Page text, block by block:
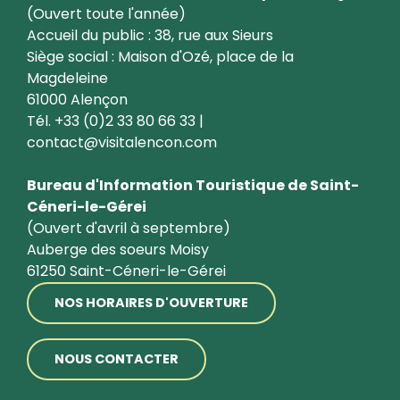
(Ouvert toute l'année)
Accueil du public : 38, rue aux Sieurs
Siège social : Maison d'Ozé, place de la
Magdeleine
61000 Alençon
Tél. +33 (0)2 33 80 66 33 |
contact@visitalencon.com
Bureau d'Information Touristique de Saint-
Céneri-le-Gérei
(Ouvert d'avril à septembre)
Auberge des soeurs Moisy
61250 Saint-Céneri-le-Gérei
NOS HORAIRES D'OUVERTURE
NOUS CONTACTER